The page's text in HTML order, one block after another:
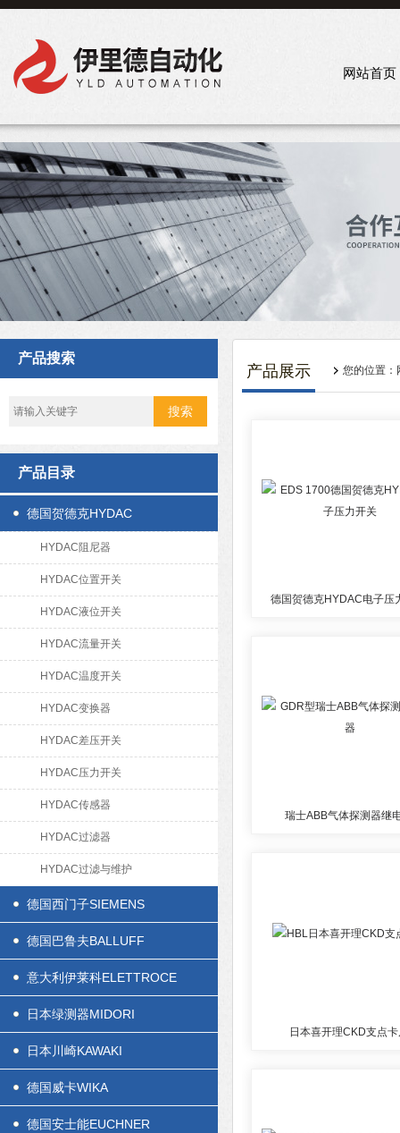
网站首页
产品搜索
产品目录
德国贺德克HYDAC
HYDAC阻尼器
HYDAC位置开关
HYDAC液位开关
HYDAC流量开关
HYDAC温度开关
HYDAC变换器
HYDAC差压开关
HYDAC压力开关
HYDAC传感器
HYDAC过滤器
HYDAC过滤与维护
德国西门子SIEMENS
德国巴鲁夫BALLUFF
意大利伊莱科ELETTROCE
日本绿测器MIDORI
日本川崎KAWAKI
德国威卡WIKA
德国安士能EUCHNER
产品展示 您的位置：
德国贺德克HYDAC电子压
瑞士ABB气体探测器继
日本喜开理CKD支点